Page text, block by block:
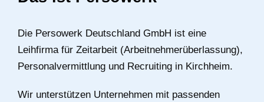
Die Persowerk Deutschland GmbH ist eine
Leihfirma für Zeitarbeit (Arbeitnehmerüberlassung),
Personalvermittlung und Recruiting in Kirchheim.
Wir unterstützen Unternehmen mit passenden